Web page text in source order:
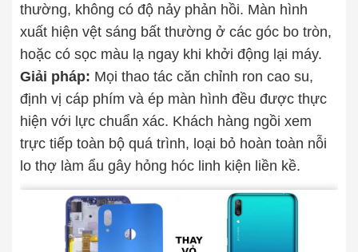
thường, không có độ nảy phản hồi. Màn hình
xuất hiện vệt sáng bất thường ở các góc bo tròn,
hoặc có sọc màu lạ ngay khi khởi động lại máy.
Giải pháp: Mọi thao tác căn chỉnh ron cao su,
định vị cáp phím và ép màn hình đều được thực
hiện với lực chuẩn xác. Khách hàng ngồi xem
trực tiếp toàn bộ quá trình, loại bỏ hoàn toàn nỗi
lo thợ làm ẩu gây hỏng hóc linh kiện liền kề.